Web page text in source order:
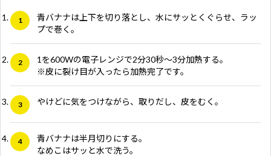
青バナナは上下を切り落とし、水にサッとくぐらせ、ラッ
プで巻く。
1を600Wの電子レンジで2分30秒～3分加熱する。
※皮に裂け目が入ったら加熱完了です。
やけどに気をつけながら、取りだし、皮をむく。
青バナナは半月切りにする。
なめこはサッと水で洗う。